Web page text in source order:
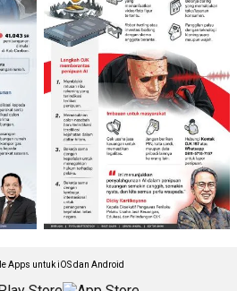
Apps untuk iOS dan Android